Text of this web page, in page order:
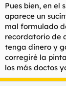
Pues bien, en el
aparece un
mal formulado
recordatorio de
tenga dinero y
corregiré la
los más doctos